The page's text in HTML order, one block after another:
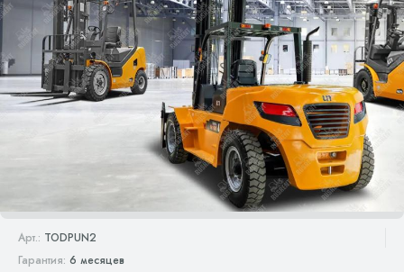
Арт.: TODPUN2
Гарантия: 6 месяцев